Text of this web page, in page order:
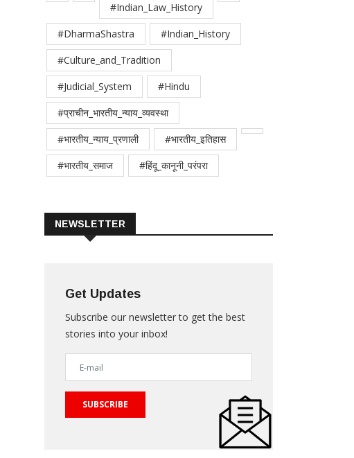
#Indian_Law_History
#DharmaShastra
#Indian_History
#Culture_and_Tradition
#Judicial_System
#Hindu
#प्राचीन_भारतीय_न्याय_व्यवस्था
#भारतीय_न्याय_प्रणाली
#भारतीय_इतिहास
#भारतीय_समाज
#हिंदू_कानूनी_परंपरा
NEWSLETTER
Get Updates
Subscribe our newsletter to get the best
stories into your inbox!
SUBSCRIBE